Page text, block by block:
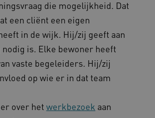
die mogelijkheid. Dat
een cliënt een eigen
in de wijk. Hij/zij geeft aan
is. Elke bewoner heeft
vaste begeleiders. Hij/zij
op wie er in dat team
over het werkbezoek aan
.kennispleingehandicaptensector.nl
Google LLC